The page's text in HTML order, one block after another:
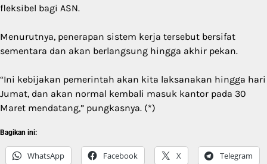
fleksibel bagi ASN.
Menurutnya, penerapan sistem kerja tersebut bersifat
sementara dan akan berlangsung hingga akhir pekan.
“Ini kebijakan pemerintah akan kita laksanakan hingga hari
Jumat, dan akan normal kembali masuk kantor pada 30
Maret mendatang,” pungkasnya. (*)
Bagikan ini:
WhatsApp Facebook X Telegram